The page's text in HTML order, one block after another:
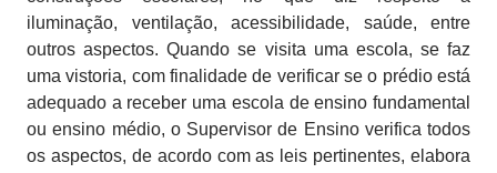
iluminação, ventilação, acessibilidade, saúde, entre
outros aspectos. Quando se visita uma escola, se faz
uma vistoria, com finalidade de verificar se o prédio está
adequado a receber uma escola de ensino fundamental
ou ensino médio, o Supervisor de Ensino verifica todos
os aspectos, de acordo com as leis pertinentes, elabora